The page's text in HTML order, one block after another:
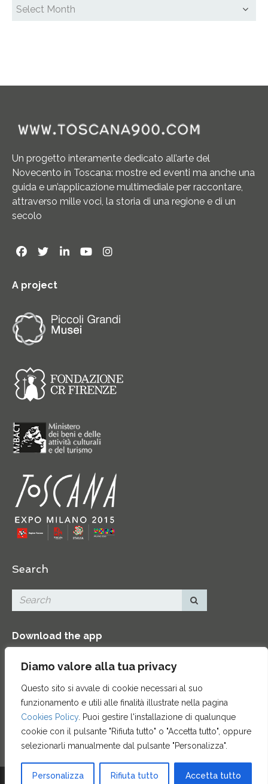
Diamo valore alla tua privacy
Questo sito si avvale di cookie necessari al suo
funzionamento e utili alle finalità illustrate nella pagina
Cookies Policy. Puoi gestire l'installazione di qualunque
cookie con il pulsante "Rifiuta tutto" o "Accetta tutto", oppure
selezionarli manualmente dal pulsante "Personalizza".
Personalizza Rifiuta tutto Accetta tutto
Un progetto interamente dedicato all’arte del
Novecento in Toscana: mostre ed eventi ma anche una
guida e un’applicazione multimediale per raccontare,
attraverso mille voci, la storia di una regione e di un
secolo
A project
Search
Download the app
Contacts|Press Area|Site map|Credits
© 2015 ENTE CASSA DI RISPARMIO DI FIRENZE - CF 00524310489